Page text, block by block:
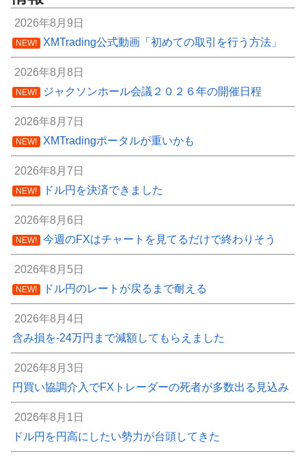
2026年8月9日
NEW! XMTrading公式動画「初めての取引を行う方法」
2026年8月8日
NEW! ジャクソンホール会議２０２６年の開催日程
2026年8月7日
NEW! XMTradingポータルが重いかも
2026年8月7日
NEW! ドル円を決済できました
2026年8月6日
NEW! 今週のFXはチャートを見てるだけで終わりそう
2026年8月5日
NEW! ドル円のレートが戻るまで耐える
2026年8月4日
含み損を-24万円まで減額してもらえました
2026年8月3日
円買い協調介入でFXトレーダーの死者が多数出る見込み
2026年8月1日
ドル円を円高にしたい勢力が台頭してきた